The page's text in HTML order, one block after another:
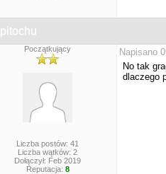
pitochu
Początkujący
Liczba postów: 41
Liczba wątków: 2
Dołączył: Feb 2019
Reputacja: 8
Napisano
No tak
dlaczego